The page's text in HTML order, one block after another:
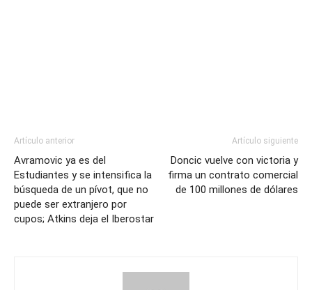
Artículo anterior
Avramovic ya es del
Estudiantes y se intensifica la
búsqueda de un pívot, que no
puede ser extranjero por
cupos; Atkins deja el Iberostar
Artículo siguiente
Doncic vuelve con victoria y
firma un contrato comercial
de 100 millones de dólares